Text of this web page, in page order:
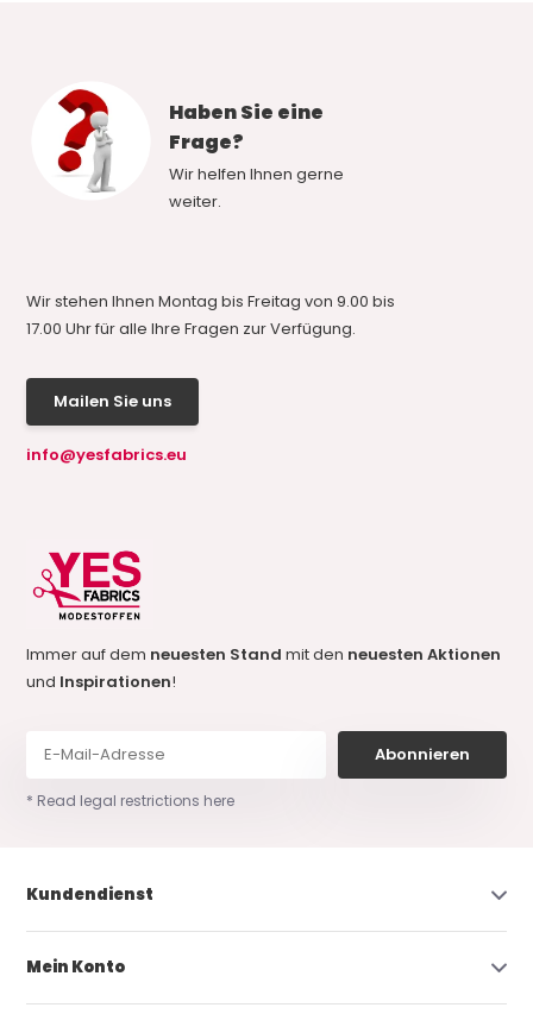
Haben Sie eine
Frage?
Wir helfen Ihnen gerne
weiter.
Wir stehen Ihnen Montag bis Freitag von 9.00 bis
17.00 Uhr für alle Ihre Fragen zur Verfügung.
Mailen Sie uns
info@yesfabrics.eu
Immer auf dem neuesten Standmit den neuesten Aktionen
und Inspirationen!
Abonnieren
* Read legal restrictions here
Kundendienst
Mein Konto